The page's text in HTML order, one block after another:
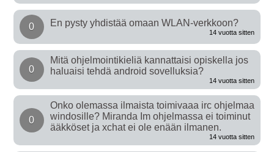
0 En pysty yhdistää omaan WLAN-verkkoon?
14 vuotta sitten
0
Mitä ohjelmointikieliä kannattaisi opiskella jos
haluaisi tehdä android sovelluksia?
14 vuotta sitten
0
Onko olemassa ilmaista toimivaaa irc ohjelmaa
windosille? Miranda Im ohjelmassa ei toiminut
ääkköset ja xchat ei ole enään ilmanen.
14 vuotta sitten